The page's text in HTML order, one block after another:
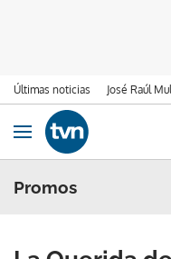
Últimas noticias José Raúl
Ir al contenido
Obrir navegació
Promos